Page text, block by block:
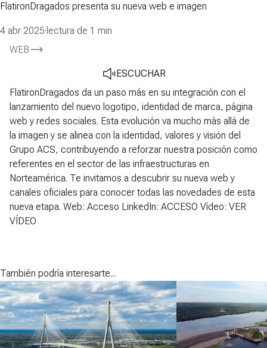
FlatironDragados presenta su nueva web e imagen
4 abr 2025· lectura de 1 min
WEB
ESCUCHAR
FlatironDragados da un paso más en su integración con el
lanzamiento del nuevo logotipo, identidad de marca, página
web y redes sociales. Esta evolución va mucho más allá de
la imagen y se alinea con la identidad, valores y visión del
Grupo ACS, contribuyendo a reforzar nuestra posición como
referentes en el sector de las infraestructuras en
Norteamérica. Te invitamos a descubrir su nueva web y
canales oficiales para conocer todas las novedades de esta
nueva etapa. Web: Acceso LinkedIn: ACCESO Vídeo: VER
VÍDEO
También podría interesarte...